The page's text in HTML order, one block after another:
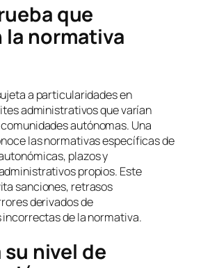
que
normativa
a particularidades en
administrativos que varían
autónomas. Una
las normativas específicas de
plazos y
propios. Este
sanciones, retrasos
derivados de
de la normativa.
su nivel de